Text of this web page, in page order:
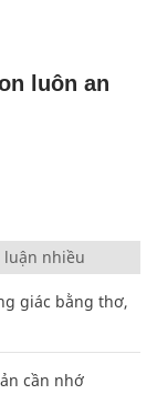
luôn an
luận nhiều
giác bằng thơ,
cần nhớ